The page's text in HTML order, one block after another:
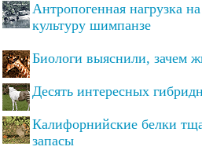
Антропогенная нагрузка
культуру шимпанзе
Биологи выяснили, зачем
Десять интересных
Калифорнийские белки
запасы